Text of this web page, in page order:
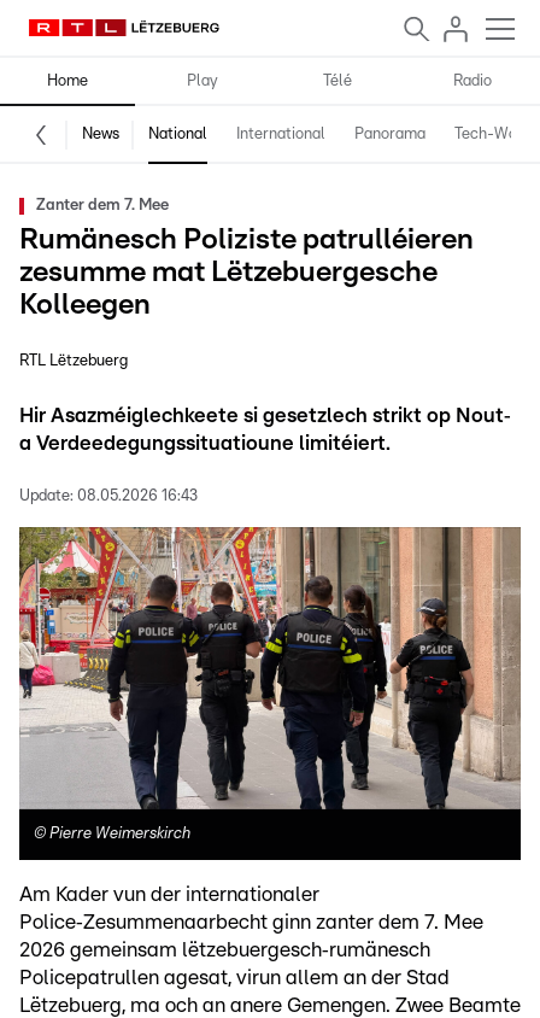
Home Play Télé Radio
News National International Panorama Tech-World
Zanter dem 7. Mee
Rumänesch Poliziste patrulléieren
zesumme mat Lëtzebuergesche
Kolleegen
RTL Lëtzebuerg
Hir Asazméiglechkeete si gesetzlech strikt op Nout‑
a Verdeedegungssituatioune limitéiert.
Update: 08.05.2026 16:43
© Pierre Weimerskirch
Am Kader vun der internationaler
Police‑Zesummenaarbecht ginn zanter dem 7. Mee
2026 gemeinsam lëtzebuergesch‑rumänesch
Policepatrullen agesat, virun allem an der Stad
Lëtzebuerg, ma och an anere Gemengen. Zwee Beamte